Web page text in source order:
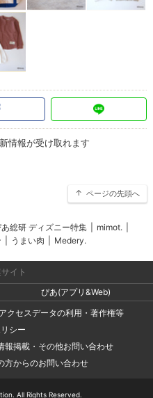
情報が受け取れます
ページの先頭へ
総研 ディズニー特集 mimot.
うまい肉 Medery.
イト
ぴあ(アプリ&Web)
アクセスデータの利用・著作権等
シー
報掲載・その他お問い合わせ
方からのお問い合わせ
All Rights Reserved.